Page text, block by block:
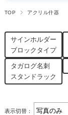
TOP アクリル什器
サインホルダー
ブロックタイプ
タガログ名刺
スタンドラック
表示切替：